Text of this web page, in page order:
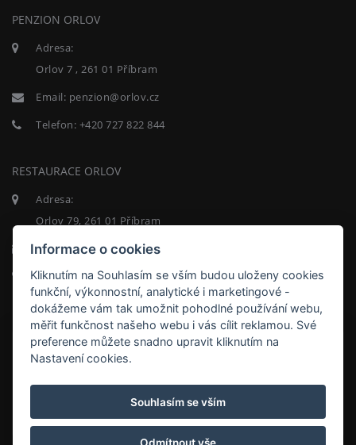
PENZION ORLOV
Adresa:
Orlov 7 , 261 01 Příbram
Email: penzion@orlov.cz
Telefon: +420 727 822 844
RESTAURACE ORLOV
Adresa:
Orlov 79, 261 01 Příbram
Email:restaurace@orlov.cz
Telefon: +420 722 312 557
NEWSLETTER
ODEBÍRAT
Informace o cookies
Kliknutím na Souhlasím se vším budou uloženy cookies
funkční, výkonnostní, analytické i marketingové -
dokážeme vám tak umožnit pohodlné používání webu,
měřit funkčnost našeho webu i vás cílit reklamou. Své
preference můžete snadno upravit kliknutím na
Nastavení cookies.
Souhlasím se vším